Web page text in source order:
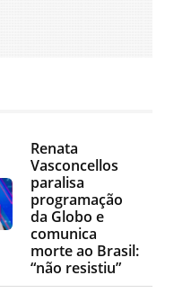
Renata
Vasconcellos
paralisa
programação
da Globo e
comunica
morte ao Brasil:
“não resistiu”